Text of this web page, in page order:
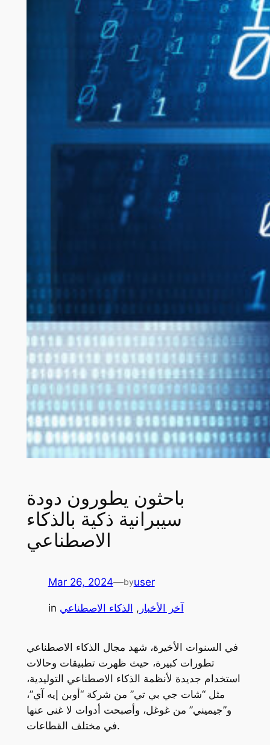
باحثون يطورون دودة
سيبرانية ذكية بالذكاء
الاصطناعي
Mar 26, 2024—byuser
in آخر الأخبار , الذكاء الاصطناعي
في السنوات الأخيرة، شهد مجال الذكاء الاصطناعي
تطورات كبيرة، حيث ظهرت تطبيقات وحالات
استخدام جديدة لأنظمة الذكاء الاصطناعي التوليدية،
مثل “شات جي بي تي” من شركة “أوبن إيه آي”،
و”جيميني” من غوغل، وأصبحت أدوات لا غنى عنها
في مختلف القطاعات.